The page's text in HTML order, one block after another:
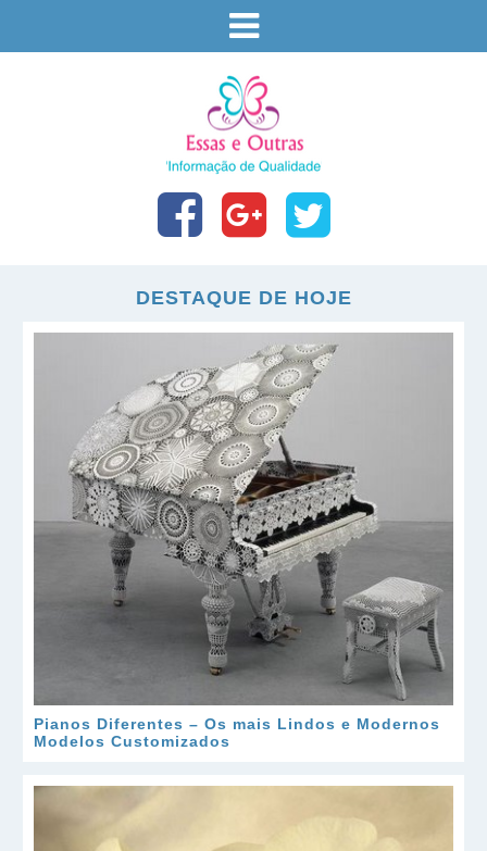
DESTAQUE DE HOJE
Pianos Diferentes – Os mais Lindos e Modernos
Modelos Customizados